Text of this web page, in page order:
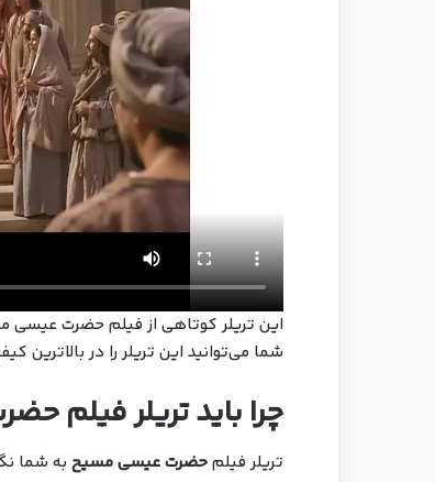
این تریلر کوتاهی از فیلم حضرت عیسی
شما می‌توانید این تریلر را در بالاترین
چرا باید تریلر فیلم
تریلر فیلمحضرت عیسی مسیحبه شما